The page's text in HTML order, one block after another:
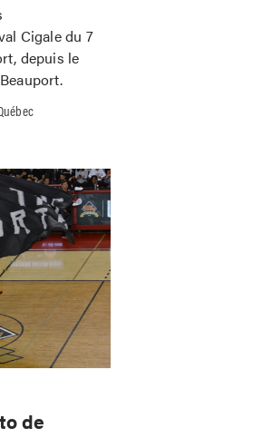
Cigale du 7
depuis le
de